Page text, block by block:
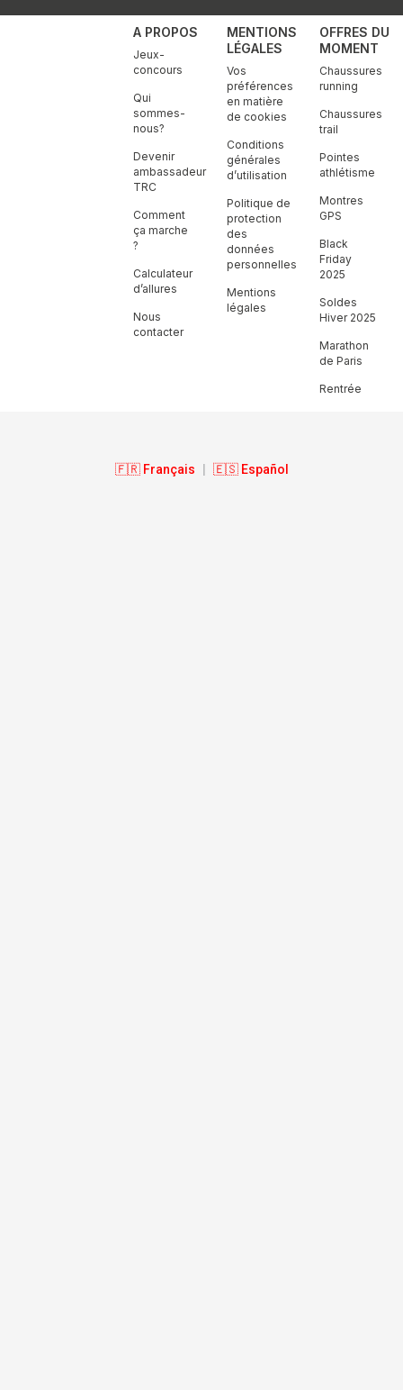
A PROPOS
Jeux-
concours
Qui
sommes-
nous?
Devenir
ambassadeur
TRC
Comment
ça marche
?
Calculateur
d’allures
Nous
contacter
MENTIONS
LÉGALES
Vos
préférences
en matière
de cookies
Conditions
générales
d’utilisation
Politique de
protection
des
données
personnelles
Mentions
légales
OFFRES DU
MOMENT
Chaussures
running
Chaussures
trail
Pointes
athlétisme
Montres
GPS
Black
Friday
2025
Soldes
Hiver 2025
Marathon
de Paris
Rentrée
🇫🇷 Français 🇪🇸 Español